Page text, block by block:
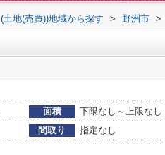
(土地(売買))地域から探す > 野洲市 >
面積
下限なし～上限なし
間取り
指定なし